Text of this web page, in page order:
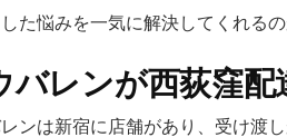
た悩みを一気に解決してくれる
バレンが西荻窪
ンは新宿に店舗があり、受け渡